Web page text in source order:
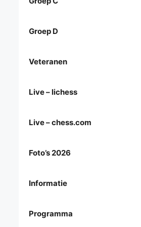
Groep D
Veteranen
Live – lichess
Live – chess.com
Foto’s 2026
Informatie
Programma